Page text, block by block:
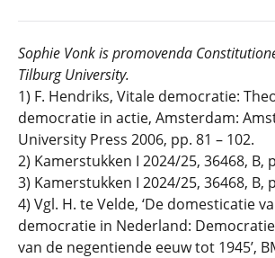
Sophie Vonk is promovenda
Tilburg University.
1) F. Hendriks, Vitale democratie:
democratie in actie, Amsterdam:
University Press 2006, pp. 81 – 102.
2) Kamerstukken I 2024/25, 36468, B,
3) Kamerstukken I 2024/25, 36468, B,
4) Vgl. H. te Velde, ‘De domesticatie
democratie in Nederland:
van de negentiende eeuw tot 1945’,